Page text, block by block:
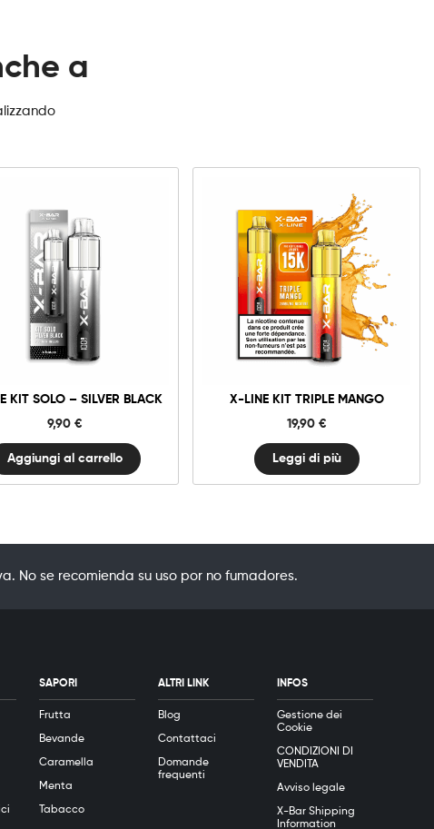
a
KIT SOLO – SILVER BLACK
9,90€
Line
Kit
Solo
-
Silver
Aggiungi al carrello
X-LINE KIT TRIPLE MANGO
19,90 €
Leggi di più
No se recomienda su uso por no fumadores.
SAPORI
Frutta
Bevande
Caramella
Menta
Tabacco
ALTRI LINK
Blog
Contattaci
Domande
frequenti
INFOS
Gestione dei
Cookie
CONDIZIONI DI
VENDITA
Avviso legale
X-Bar Shipping
Information